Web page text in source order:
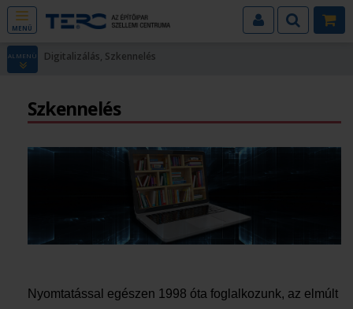
MENÜ
ALMENÜ Digitalizálás, Szkennelés
Szkennelés
Nyomtatással egészen 1998 óta foglalkozunk, az elmúlt